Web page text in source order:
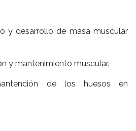
y desarrollo de masa muscular
y mantenimiento muscular.
de los huesos en